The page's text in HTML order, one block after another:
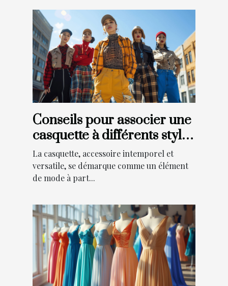
Conseils pour associer une
casquette à différents styles
vestimentaires
La casquette, accessoire intemporel et
versatile, se démarque comme un élément
de mode à part...